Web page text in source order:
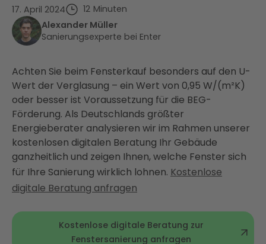
17. April 2024 12 Minuten
Alexander Müller
Sanierungsexperte bei Enter
Achten Sie beim Fensterkauf besonders auf den U-
Wert der Verglasung – ein Wert von 0,95 W/(m²K)
oder besser ist Voraussetzung für die BEG-
Förderung. Als Deutschlands größter
Energieberater analysieren wir im Rahmen unserer
kostenlosen digitalen Beratung Ihr Gebäude
ganzheitlich und zeigen Ihnen, welche Fenster sich
für Ihre Sanierung wirklich lohnen. Kostenlose
digitale Beratung anfragen
Kostenlose digitale Beratung zur
Fenstersanierung anfragen